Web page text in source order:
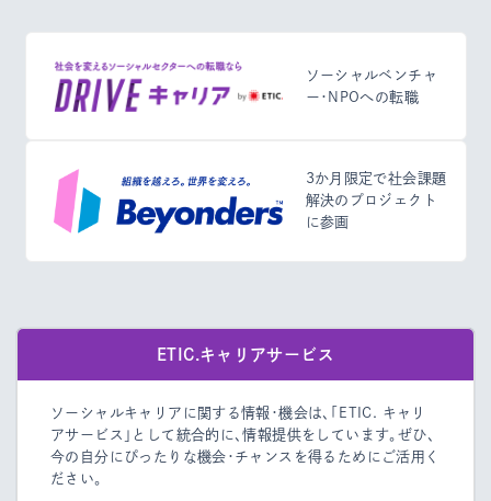
ソーシャルベンチャ
ー・NPOへの転職
3か月限定で社会課題
解決のプロジェクト
に参画
ETIC.キャリアサービス
ソーシャルキャリアに関する情報・機会は、「ETIC. キャリ
アサービス」として統合的に、情報提供をしています。 ぜひ、
今の自分にぴったりな機会・チャンスを得るためにご活用く
ださい。